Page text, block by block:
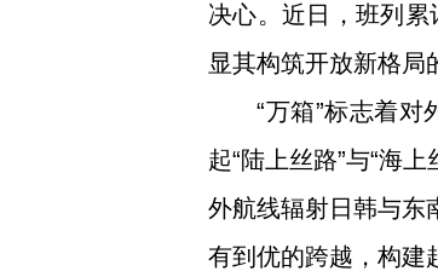
决心。近日，班列累
显其构筑开放新格局
“万箱”标志着
起“陆上丝路”与“海
外航线辐射日韩与东
有到优的跨越，构建